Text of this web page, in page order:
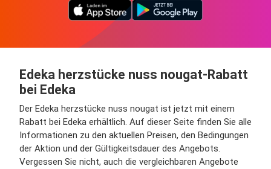
Edeka herzstücke nuss nougat-Rabatt
bei Edeka
Der Edeka herzstücke nuss nougat ist jetzt mit einem
Rabatt bei Edeka erhältlich. Auf dieser Seite finden Sie alle
Informationen zu den aktuellen Preisen, den Bedingungen
der Aktion und der Gültigkeitsdauer des Angebots.
Vergessen Sie nicht, auch die vergleichbaren Angebote